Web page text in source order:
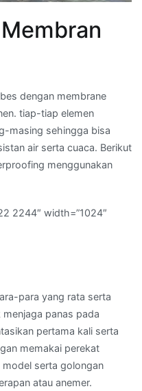
dengan membrane
tiap-tiap elemen
masing sehingga bisa
air serta cuaca. Berikut
menggunakan
2244″ width=”1024″
para yang rata serta
panas pada
pertama kali serta
memakai perekat
serta golongan
atau anemer.